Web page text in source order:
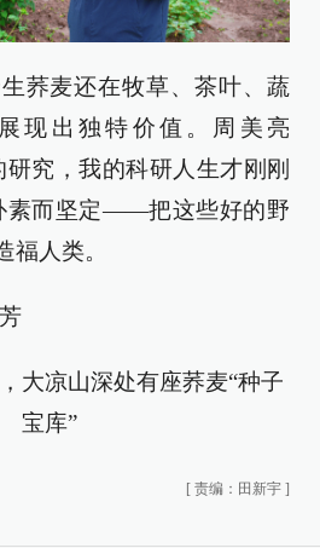
荞麦还在牧草、茶叶、蔬
现出独特价值。周美亮
究，我的科研人生才刚刚
素而坚定——把这些好的野
福人类。
[ 责编：田新宇 ]